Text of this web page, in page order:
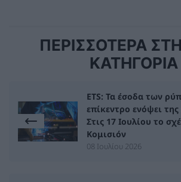
ΠΕΡΙΣΣΟΤΕΡΑ
ΚΑΤΗΓΟΡΙΑ
ETS: Τα έσοδα των
επίκεντρο ενόψει
Στις 17 Ιουλίου το
Κομισιόν
08 Ιουλίου 2026